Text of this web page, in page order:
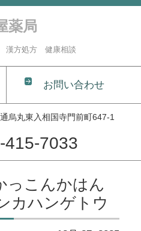
薬局
方処方 健康相談
お問い合わせ
烏丸東入相国寺門前町647-1
415-7033
っこんかはん
カハンゲトウ